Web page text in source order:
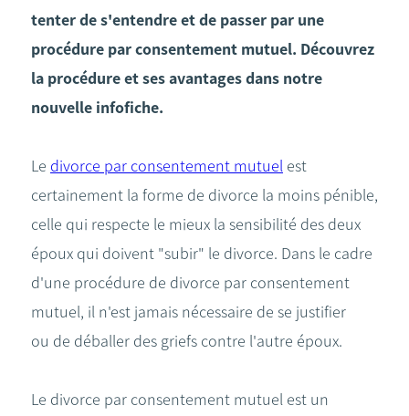
tenter de s'entendre et de passer par une
procédure par consentement mutuel. Découvrez
la procédure et ses avantages dans notre
nouvelle infofiche.
Le divorce par consentement mutuel est
certainement la forme de divorce la moins pénible,
celle qui respecte le mieux la sensibilité des deux
époux qui doivent "subir" le divorce. Dans le cadre
d'une procédure de divorce par consentement
mutuel, il n'est jamais nécessaire de se justifier
ou de déballer des griefs contre l'autre époux.
Le divorce par consentement mutuel est un